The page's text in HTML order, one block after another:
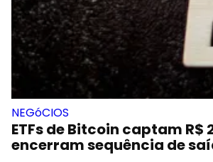
NEGóCIOS
ETFs de Bitcoin captam R$
encerram sequência de